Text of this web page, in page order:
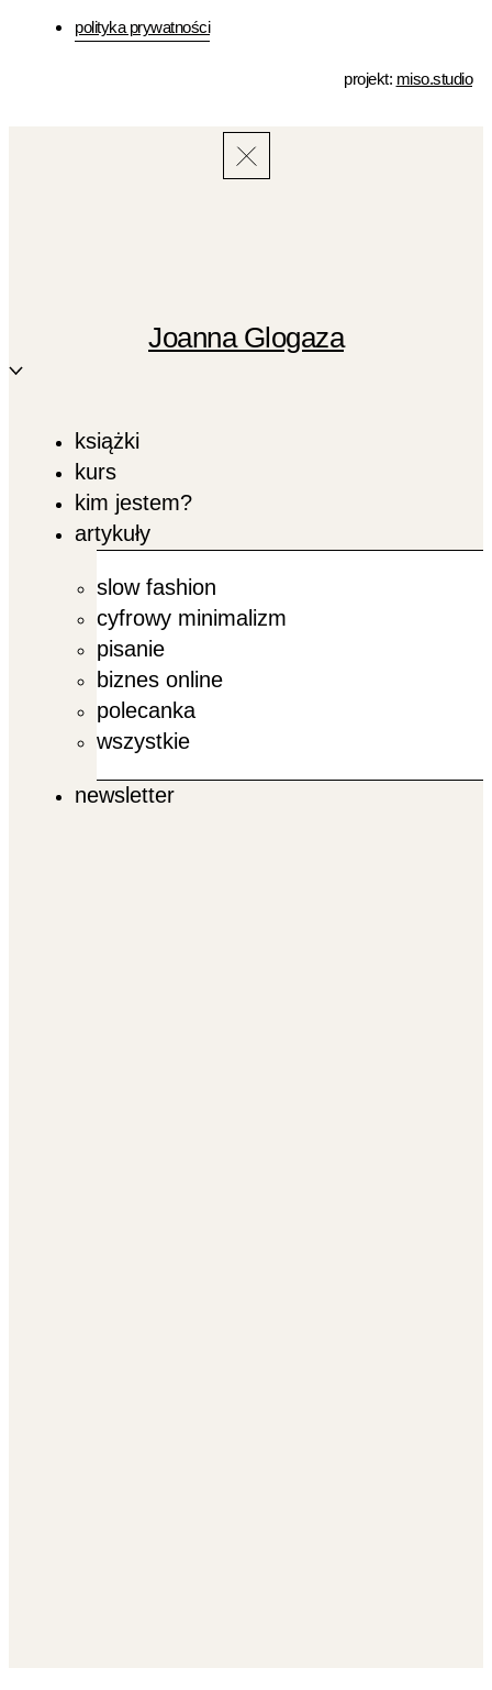
polityka prywatności
projekt: miso.studio
Joanna Glogaza
książki
kurs
kim jestem?
artykuły
slow fashion
cyfrowy minimalizm
pisanie
biznes online
polecanka
wszystkie
newsletter